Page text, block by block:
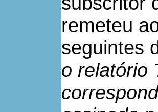
remeteu
seguintes
o relatório